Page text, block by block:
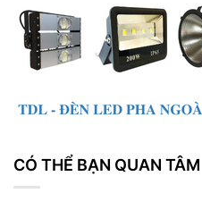
CÓ THỂ BẠN QUAN TÂM